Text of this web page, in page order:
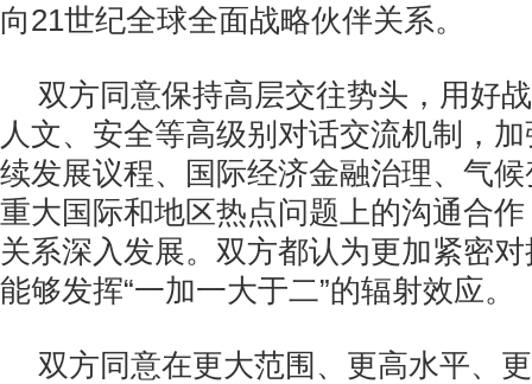
向21世纪全球全面战略伙伴关系。
双方同意保持高层交往势头，用好
人文、安全等高级别对话交流机制，
续发展议程、国际经济金融治理、气
重大国际和地区热点问题上的沟通合
关系深入发展。双方都认为更加紧密
能够发挥“一加一大于二”的辐射效应。
双方同意在更大范围、更高水平、